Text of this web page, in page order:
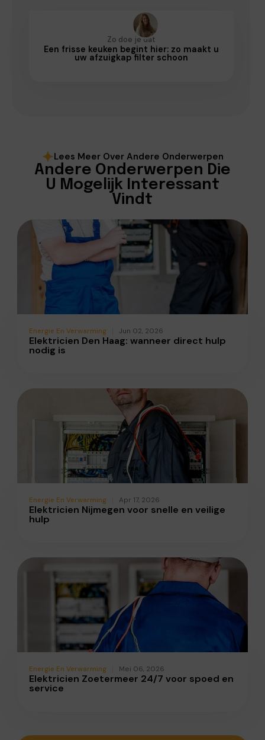
Zo doe je dat
Een frisse keuken begint hier: zo maakt u
uw afzuigkap filter schoon
Lees Meer Over Andere Onderwerpen
Andere Onderwerpen Die
U Mogelijk Interessant
Vindt
Energie En Verwarming Jun 02, 2026
Elektricien Den Haag: wanneer direct hulp
nodig is
Energie En Verwarming Apr 17, 2026
Elektricien Nijmegen voor snelle en veilige
hulp
Energie En Verwarming Mei 06, 2026
Elektricien Zoetermeer 24/7 voor spoed en
service